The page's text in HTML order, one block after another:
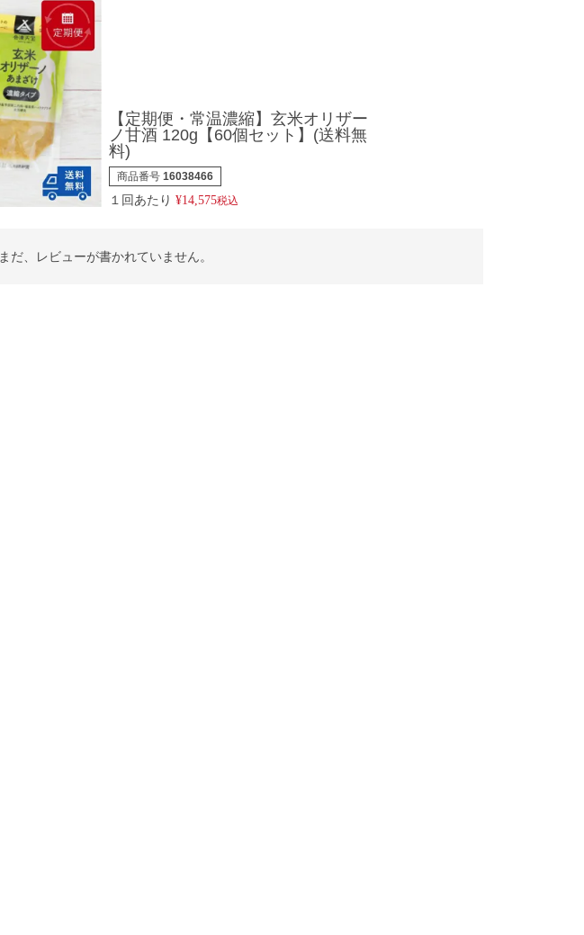
【定期便・常温濃縮】玄米オリザー
ノ甘酒 120g【60個セット】(送料無
料)
商品番号 16038466
１回あたり ¥14,575税込
まだ、レビューが書かれていません。